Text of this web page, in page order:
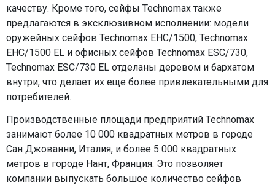
качеству. Кроме того, сейфы Technomax также
предлагаются в эксклюзивном исполнении: модели
оружейных сейфов Technomax EHC/1500, Technomax
EHC/1500 EL и офисных сейфов Technomax ESC/730,
Technomax ESC/730 EL отделаны деревом и бархатом
внутри, что делает их еще более привлекательными для
потребителей.
Производственные площади предприятий Technomax
занимают более 10 000 квадратных метров в городе
Сан Джованни, Италия, и более 5 000 квадратных
метров в городе Нант, Франция. Это позволяет
компании выпускать большое количество сейфов